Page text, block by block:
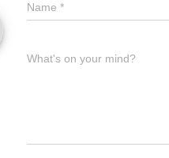
Name *
What's on your mind?